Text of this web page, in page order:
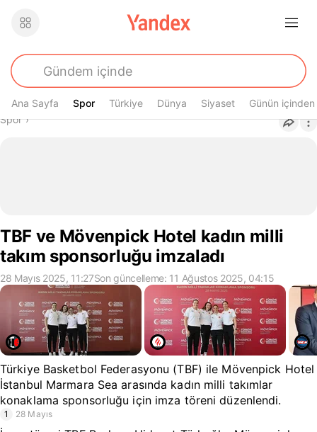
Ana Sayfa Spor
Spor Türkiye Dünya Siyaset Günün içinden
Buradasın
Spor›
TBF ve Mövenpick Hotel kadın milli
takım sponsorluğu imzaladı
28 Mayıs 2025, 11:27Son güncelleme: 11 Ağustos 2025, 04:15
Türkiye Basketbol Federasyonu (TBF) ile Mövenpick Hotel
İstanbul Marmara Sea arasında kadın milli takımlar
konaklama sponsorluğu için imza töreni düzenlendi.
1 28 Mayıs